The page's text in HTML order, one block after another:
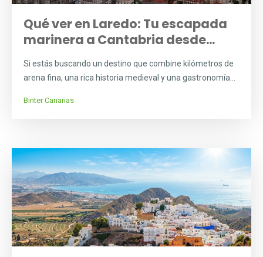
Qué ver en Laredo: Tu escapada
marinera a Cantabria desde...
Si estás buscando un destino que combine kilómetros de
arena fina, una rica historia medieval y una gastronomía...
Binter Canarias